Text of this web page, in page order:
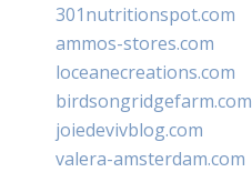
301nutritionspot.com
ammos-stores.com
loceanecreations.com
birdsongridgefarm.com
joiedevivblog.com
valera-amsterdam.com